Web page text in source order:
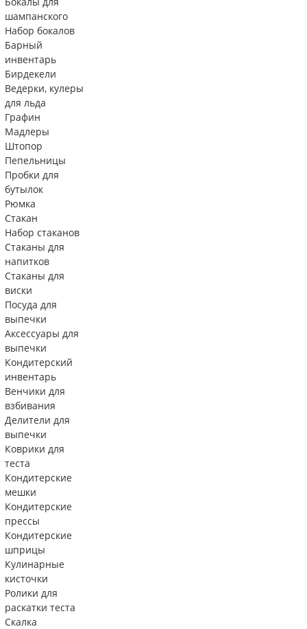
шампанского
Набор бокалов
Барный
инвентарь
Бирдекели
Ведерки, кулеры
для льда
Графин
Мадлеры
Штопор
Пепельницы
Пробки для
бутылок
Рюмка
Стакан
Набор стаканов
Стаканы для
напитков
Стаканы для
виски
Посуда для
выпечки
Аксессуары для
выпечки
Кондитерский
инвентарь
Венчики для
взбивания
Делители для
выпечки
Коврики для
теста
Кондитерские
мешки
Кондитерские
прессы
Кондитерские
шприцы
Кулинарные
кисточки
Ролики для
раскатки теста
Скалка